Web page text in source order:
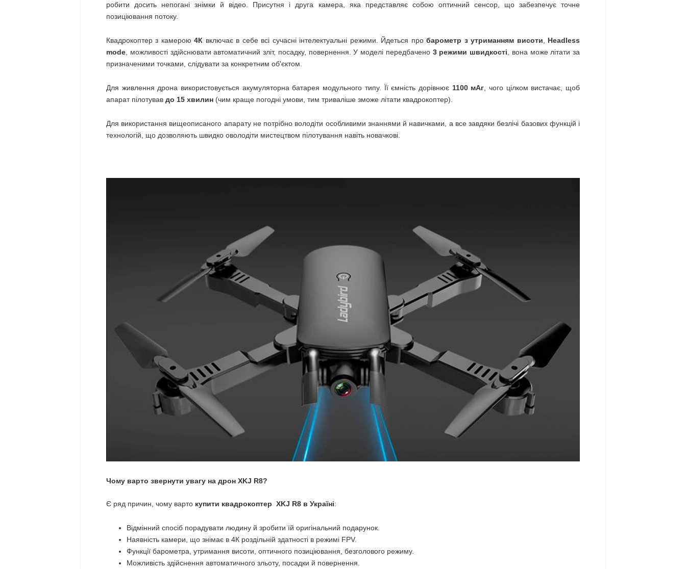
робити досить непогані знімки й відео. Присутня і друга камера, яка представляє собою оптичний сенсор, що забезпечує точне
позиціювання потоку.
Квадрокоптер з камерою4К включає в себе всі сучасні інтелектуальні режими. Йдеться пробарометр з утриманням висоти
Headless
mode , можливості здійснювати автоматичний зліт, посадку, повернення. У моделі передбачено 3 режими швидкості , вона може літати за
призначеними точками, слідувати за конкретним об'єктом.
Для живлення дрона використовується акумуляторна батарея модульного типу. Її ємність дорівнює 1100 мАг , чого цілком вистачає, щоб
апарат пілотував до 15 хвилин (чим краще погодні умови, тим триваліше зможе літати квадрокоптер).
Для використання вищеописаного апарату не потрібно володіти особливими знаннями й навичками, а все завдяки безлічі базових функцій і
технологій, що дозволяють швидко оволодіти мистецтвом пілотування навіть новачкові.
Чому варто звернути увагу на дрон XKJ R8?
Є ряд причин, чому варто купити квадрокоптер XKJ R8 в Україні:
Відмінний спосіб порадувати людину й зробити їй оригінальний подарунок.
Наявність камери, що знімає в 4К роздільній здатності в режимі FPV.
Функції барометра, утримання висоти, оптичного позиціювання, безголового режиму.
Можливість здійснення автоматичного зльоту, посадки й повернення.